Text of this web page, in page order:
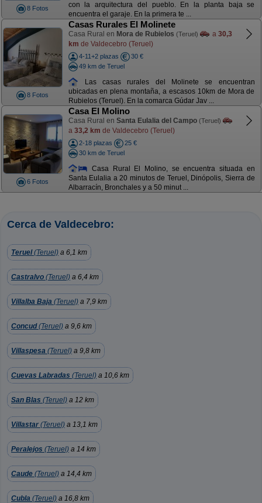
8 Fotos
con la arquitectura del pueblo. En la planta baja se
encuentra el garaje. En la primera te ...
8 Fotos
Casas Rurales El Molinete
Casa Rural en Mora de Rubielos (Teruel) a 30,3
km de Valdecebro (Teruel)
4-11+2 plazas
30 €
49 km de Teruel
Las casas rurales del Molinete se encuentran
ubicadas en plena montaña, a escasos 10km de Mora de
Rubielos (Teruel). En la comarca Gúdar Jav ...
6 Fotos
Casa El Molino
Casa Rural en Santa Eulalia del Campo (Teruel)
a 33,2 km de Valdecebro (Teruel)
2-18 plazas
25 €
30 km de Teruel
Casa Rural El Molino, se encuentra situada en
Santa Eulalia a 20 minutos de Teruel, Dinópolis, Sierra de
Albarracín, Bronchales y a 50 minut ...
Cerca de Valdecebro:
Teruel(Teruel) a 6,1 km
Castralvo (Teruel) a 6,4 km
Villalba Baja (Teruel) a 7,9 km
Concud(Teruel) a 9,6 km
Villaspesa (Teruel) a 9,8 km
Cuevas Labradas (Teruel) a 10,6 km
San Blas (Teruel) a 12 km
Villastar (Teruel) a 13,1 km
Peralejos (Teruel) a 14 km
Caude (Teruel) a 14,4 km
Cubla (Teruel) a 16,8 km